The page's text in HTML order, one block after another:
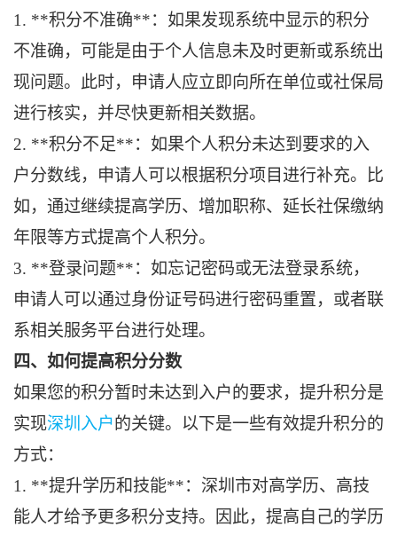
1. **积分不准确**：如果发现系统中显示的积分
不准确，可能是由于个人信息未及时更新或系统出
现问题。此时，申请人应立即向所在单位或社保局
进行核实，并尽快更新相关数据。
2. **积分不足**：如果个人积分未达到要求的入
户分数线，申请人可以根据积分项目进行补充。比
如，通过继续提高学历、增加职称、延长社保缴纳
年限等方式提高个人积分。
3. **登录问题**：如忘记密码或无法登录系统，
申请人可以通过身份证号码进行密码重置，或者联
系相关服务平台进行处理。
四、如何提高积分分数
如果您的积分暂时未达到入户的要求，提升积分是
实现深圳入户的关键。以下是一些有效提升积分的
方式：
1. **提升学历和技能**：深圳市对高学历、高技
能人才给予更多积分支持。因此，提高自己的学历